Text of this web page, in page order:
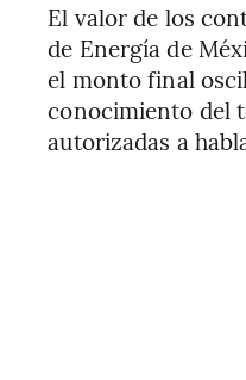
El valor de los
de Energía de
el monto final
conocimiento del
autorizadas a